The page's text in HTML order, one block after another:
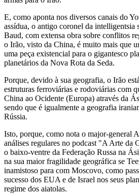
E, como aponta nos diversos canais do
assídua, o antigo coronel da intelligentsia
Baud, com extensa obra sobre conflitos
o Irão, visto da China, é muito mais que
uma peça existencial para o gigantesco
planetários da Nova Rota da Seda.
Porque, devido à sua geografia, o Irão
estruturas ferroviárias e rodoviárias com
China ao Ocidente (Europa) através da
sendo que é igualmente a geografia
Rússia.
Isto, porque, como nota o major-general
análises regulares no podcast "A Arte da
o baixo-ventre da Federação Russa na
na sua maior fragilidade geográfica se
inamistoso para com Moscovo, como
sucesso dos EUA e de Israel nos seus
regime dos aiatolas.